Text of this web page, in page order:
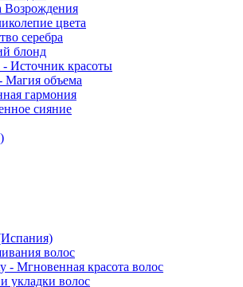
Возрождения
цвета
серебра
блонд
Источник красоты
Магия объема
гармония
сияние
волос
- Мгновенная красота волос
укладки волос